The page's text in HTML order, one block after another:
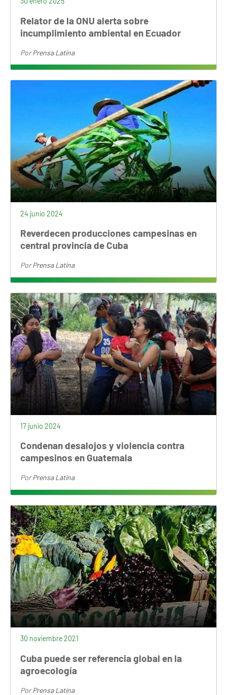
Relator de la ONU alerta sobre
incumplimiento ambiental en Ecuador
PorPrensa Latina
24 junio 2024
Reverdecen producciones campesinas en
central provincia de Cuba
PorPrensa Latina
17 junio 2024
Condenan desalojos y violencia contra
campesinos en Guatemala
PorPrensa Latina
30 noviembre 2021
Cuba puede ser referencia global en la
agroecología
PorPrensa Latina